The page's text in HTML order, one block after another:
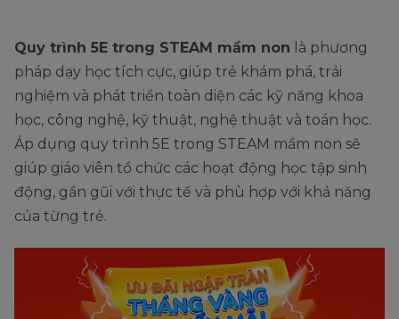
Quy trình 5E trong STEAM mầm non là phương
pháp dạy học tích cực, giúp trẻ khám phá, trải
nghiệm và phát triển toàn diện các kỹ năng khoa
học, công nghệ, kỹ thuật, nghệ thuật và toán học.
Áp dụng quy trình 5E trong STEAM mầm non sẽ
giúp giáo viên tổ chức các hoạt động học tập sinh
động, gần gũi với thực tế và phù hợp với khả năng
của từng trẻ.